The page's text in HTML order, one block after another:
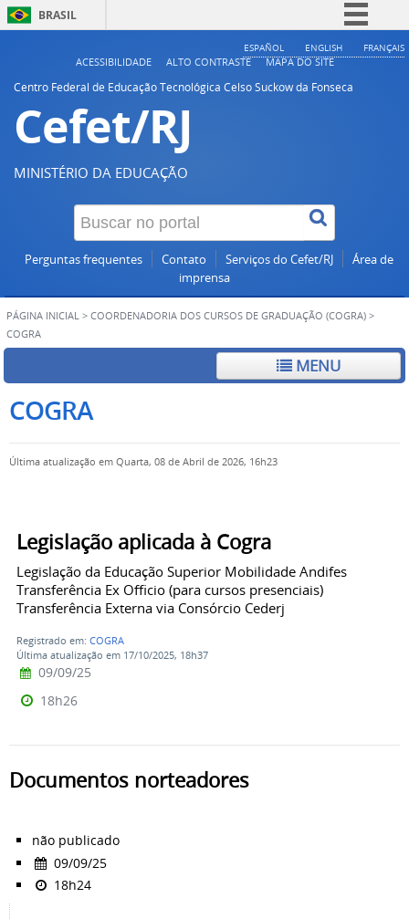
BRASIL
Simplifique!
ESPAÑOL ENGLISH FRANÇAIS
ACESSIBILIDADE ALTO CONTRASTE
MAPA DO SITE
Centro Federal de Educação Tecnológica Celso Suckow da Fonseca
Cefet/RJ
MINISTÉRIO DA EDUCAÇÃO
Perguntas frequentes Contato Serviços do Cefet/RJ
Área de
imprensa
PÁGINA INICIAL > COORDENADORIA DOS CURSOS DE GRADUAÇÃO (COGRA) >
COGRA
MENU
COGRA
Última atualização em Quarta, 08 de Abril de 2026, 16h23
Legislação aplicada à Cogra
Legislação da Educação Superior Mobilidade Andifes
Transferência Ex Officio (para cursos presenciais)
Transferência Externa via Consórcio Cederj
Registrado em: COGRA
Última atualização em 17/10/2025, 18h37
09/09/25
18h26
Documentos norteadores
não publicado
09/09/25
18h24